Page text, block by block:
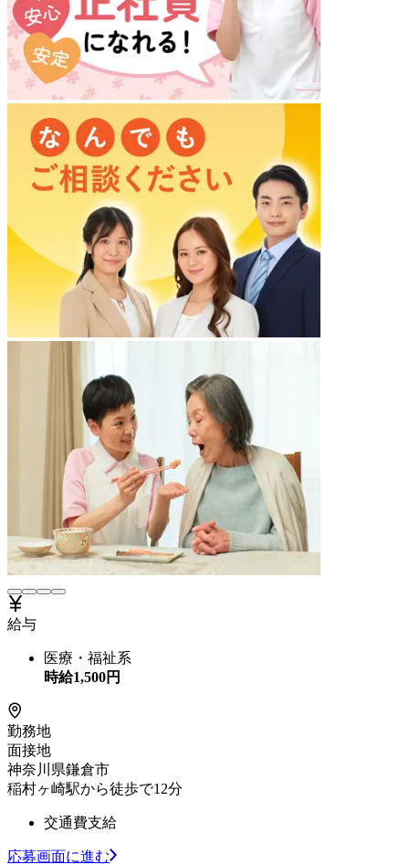
給与
医療・福祉系
時給1,500円
勤務地
面接地
神奈川県鎌倉市
稲村ヶ崎駅から徒歩で12分
交通費支給
応募画面に進む